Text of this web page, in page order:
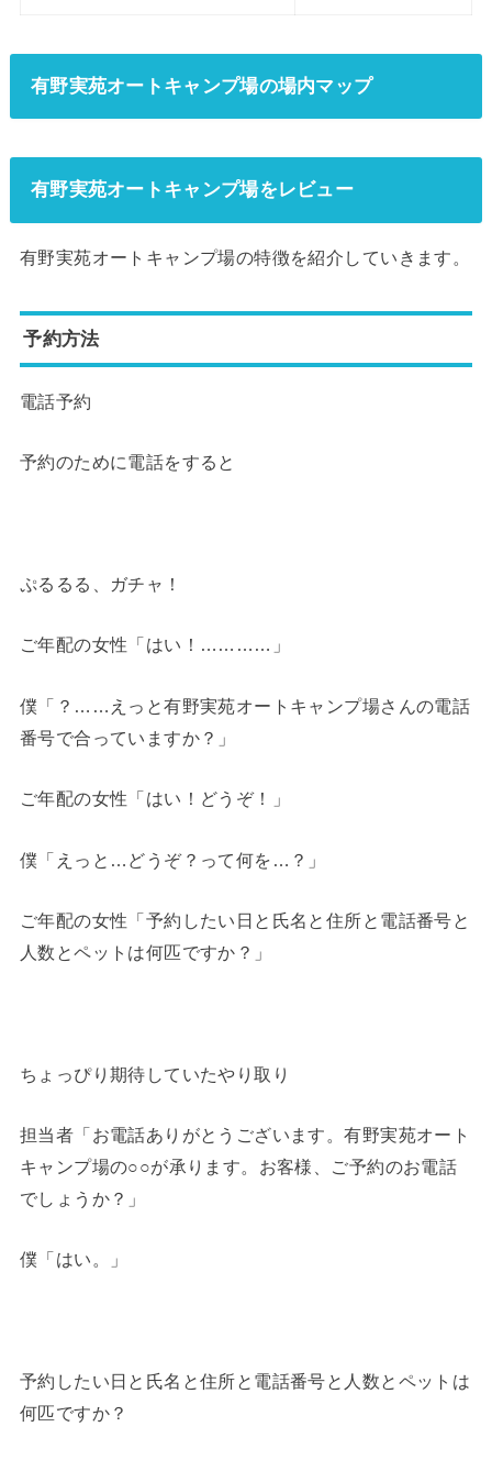
有野実苑オートキャンプ場の場内マップ
有野実苑オートキャンプ場をレビュー
有野実苑オートキャンプ場の特徴を紹介していきます。
予約方法
電話予約
予約のために電話をすると
ぷるるる、ガチャ！
ご年配の女性「はい！…………」
僕「？……えっと有野実苑オートキャンプ場さんの電話
番号で合っていますか？」
ご年配の女性「はい！どうぞ！」
僕「えっと…どうぞ？って何を…？」
ご年配の女性「予約したい日と氏名と住所と電話番号と
人数とペットは何匹ですか？」
ちょっぴり期待していたやり取り
担当者「お電話ありがとうございます。有野実苑オート
キャンプ場の○○が承ります。お客様、ご予約のお電話
でしょうか？」
僕「はい。」
予約したい日と氏名と住所と電話番号と人数とペットは
何匹ですか？